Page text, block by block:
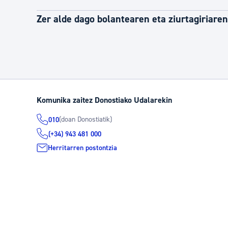
Zer alde dago bolantearen eta
Komunika zaitez Donostiako Udalarekin
010(doan Donostiatik)
(+34) 943 481 000
Herritarren postontzia